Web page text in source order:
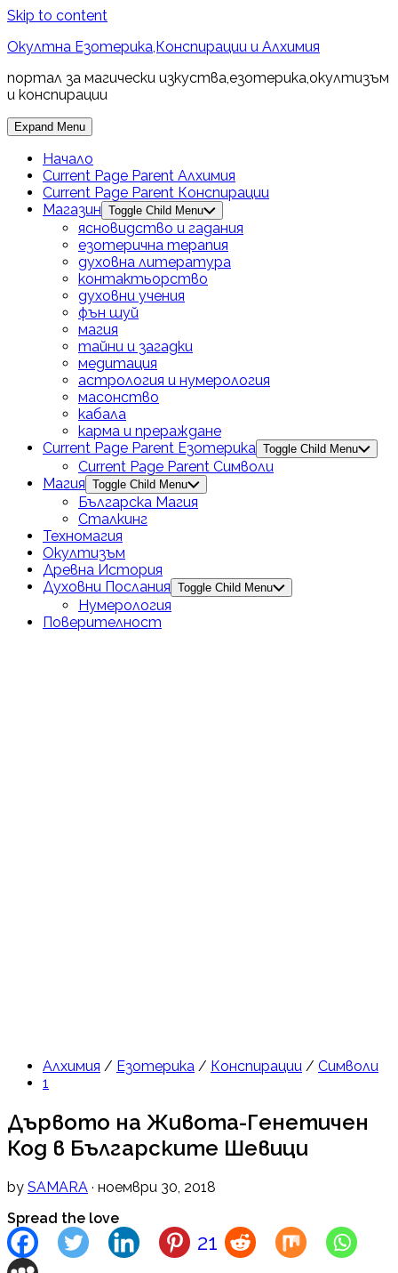
Skip to content
Окултна Езотерика,Конспирации и Алхимия
портал за магически изкуства,езотерика,окултизъм
и конспирации
Expand Menu
Начало
Current Page Parent Алхимия
Current Page Parent Конспирации
Магазин Toggle Child Menu
ясновидство и гадания
езотерична терапия
духовна литература
контактьорство
духовни учения
фън шуй
магия
тайни и загадки
медитация
астрология и нумерология
масонство
кабала
карма и прераждане
Current Page Parent Езотерика Toggle Child Menu
Current Page Parent Символи
Магия Toggle Child Menu
Българска Магия
Сталкинг
Техномагия
Окултизъм
Древна История
Духовни Послания Toggle Child Menu
Нумерология
Поверителност
Алхимия / Езотерика / Конспирации / Символи
1
Дървото на Живота-Генетичен
Код в Българските Шевици
by SAMARA · ноември 30, 2018
Spread the love
21